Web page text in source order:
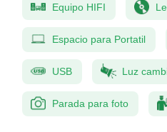
Equipo HIFI
Espacio para Portatil
USB Luz
Parada para foto